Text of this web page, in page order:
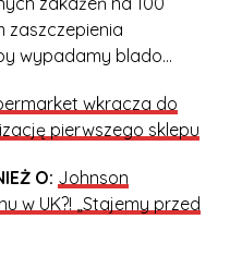
zaszczepienia
wypadamy blado…
wkracza do
pierwszego sklepu
O: Johnson
w UK?! „Stajemy przed